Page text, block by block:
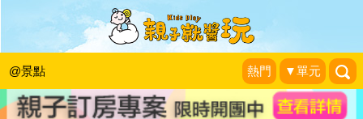
@景點 熱門 ▼單元
蜘蛛人上身，大型攀爬網＋溜索挑戰加
成～花蓮進豐親子公園
1＋1＝3 玩學樂生活|2019-04-26